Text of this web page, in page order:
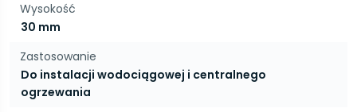
Wysokość
30 mm
Zastosowanie
Do instalacji wodociągowej i centralnego
ogrzewania